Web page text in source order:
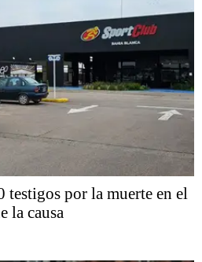
testigos por la muerte en el
la causa